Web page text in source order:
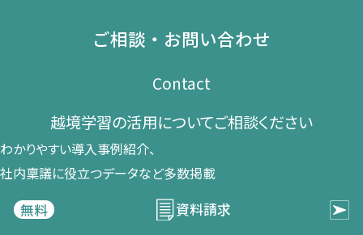
ご相談・お問い合わせ
Contact
越境学習の​活用に​ついて​ご相談ください​
わかりやすい導入事例紹介、​
社内稟議に​役立つデータなど​多数掲載
無料
資料請求